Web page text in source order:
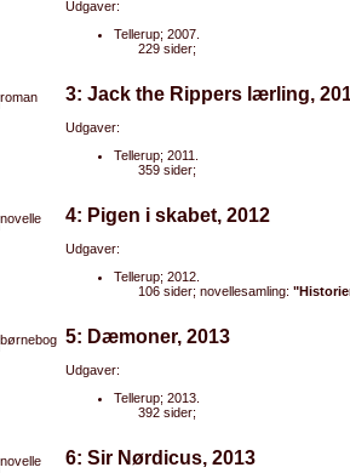
Udgaver:
Tellerup; 2007.
229 sider;
3: Jack the Rippers lærling,
Udgaver:
Tellerup; 2011.
359 sider;
4: Pigen i skabet, 2012
Udgaver:
Tellerup; 2012.
106 sider; novellesamling:
5: Dæmoner, 2013
Udgaver:
Tellerup; 2013.
392 sider;
6: Sir Nørdicus, 2013